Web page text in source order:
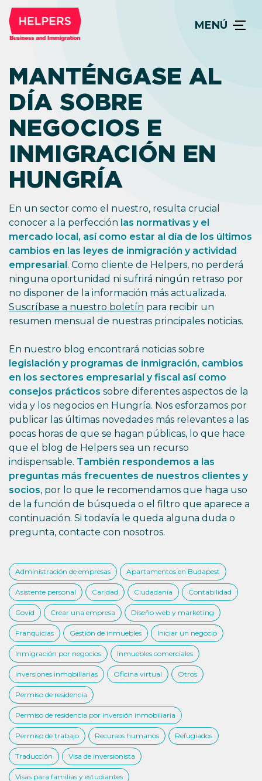
MENÚ
MANTÉNGASE AL
DÍA SOBRE
NEGOCIOS E
INMIGRACIÓN EN
HUNGRÍA
En un sector como el nuestro, resulta crucial
conocer a la perfección las normativas y el
mercado local, así como estar al día de los últimos
cambios en las leyes de inmigración y actividad
empresarial. Como cliente de Helpers, no perderá
ninguna oportunidad ni sufrirá ningún retraso por
no disponer de la información más actualizada.
Suscríbase a nuestro boletín para recibir un
resumen mensual de nuestras principales noticias.
En nuestro blog encontrará noticias sobre
legislación y programas de inmigración, cambios
en los sectores empresarial y fiscal así como
consejos prácticos sobre diferentes aspectos de la
vida y los negocios en Hungría. Nos esforzamos por
publicar las últimas novedades más relevantes a las
pocas horas de que se hagan públicas, lo que hace
que el blog de Helpers sea un recurso
indispensable. También respondemos a las
preguntas más frecuentes de nuestros clientes y
socios, por lo que le recomendamos que haga uso
de la función de búsqueda o el filtro que aparece a
continuación. Si todavía le queda alguna duda o
pregunta, contacte con nosotros.
Administración de empresas Apartamentos en Budapest
Asistente personal Caridad Ciudadanía Contabilidad
Covid Crear una empresa Diseño web y marketing
Franquicias Gestión de inmuebles Iniciar un negocio
Inmigración por negocios Inmuebles comerciales
Inversiones inmobiliarias Oficina virtual Otros
Permiso de residencia
Permiso de residencia por inversión inmobiliaria
Permiso de trabajo Recursos humanos Refugiados
Traducción Visa de inversionista
Visas para familias y estudiantes